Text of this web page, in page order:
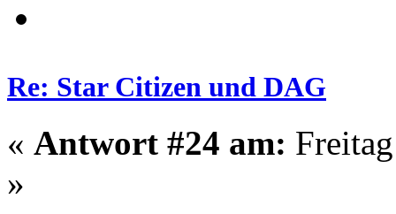
Re: Star Citizen und DAG
« Antwort #24 am:
»